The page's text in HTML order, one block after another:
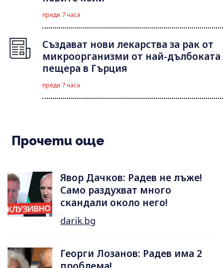
преди 7 часа
Създават нови лекарства за рак от
микроорганизми от най-дълбоката
пещера в Гърция
преди 7 часа
Прочети още
Явор Дачков: Радев не лъже!
Само раздухват много
скандали около него!
darik.bg
Георги Лозанов: Радев има 2